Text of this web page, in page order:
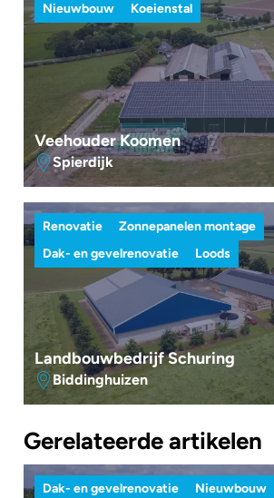
Nieuwbouw Koeienstal
Veehouder Koomen
Spierdijk
Renovatie
Zonnepanelen montage
Dak- en gevelrenovatie
Loods
Landbouwbedrijf Schuring
Biddinghuizen
Gerelateerde artikelen
Dak- en gevelrenovatie
Nieuwbouw